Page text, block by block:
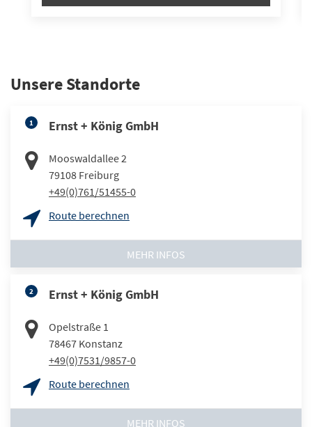
Unsere Standorte
1 Ernst + König GmbH
Mooswaldallee 2
79108 Freiburg
+49(0)761/51455-0
Route berechnen
MEHR INFOS
2 Ernst + König GmbH
Opelstraße 1
78467 Konstanz
+49(0)7531/9857-0
Route berechnen
MEHR INFOS